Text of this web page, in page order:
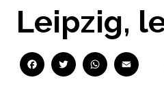
Leipzig,
FacebookTwitter